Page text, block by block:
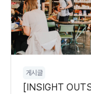
게시글
[INSIGHT